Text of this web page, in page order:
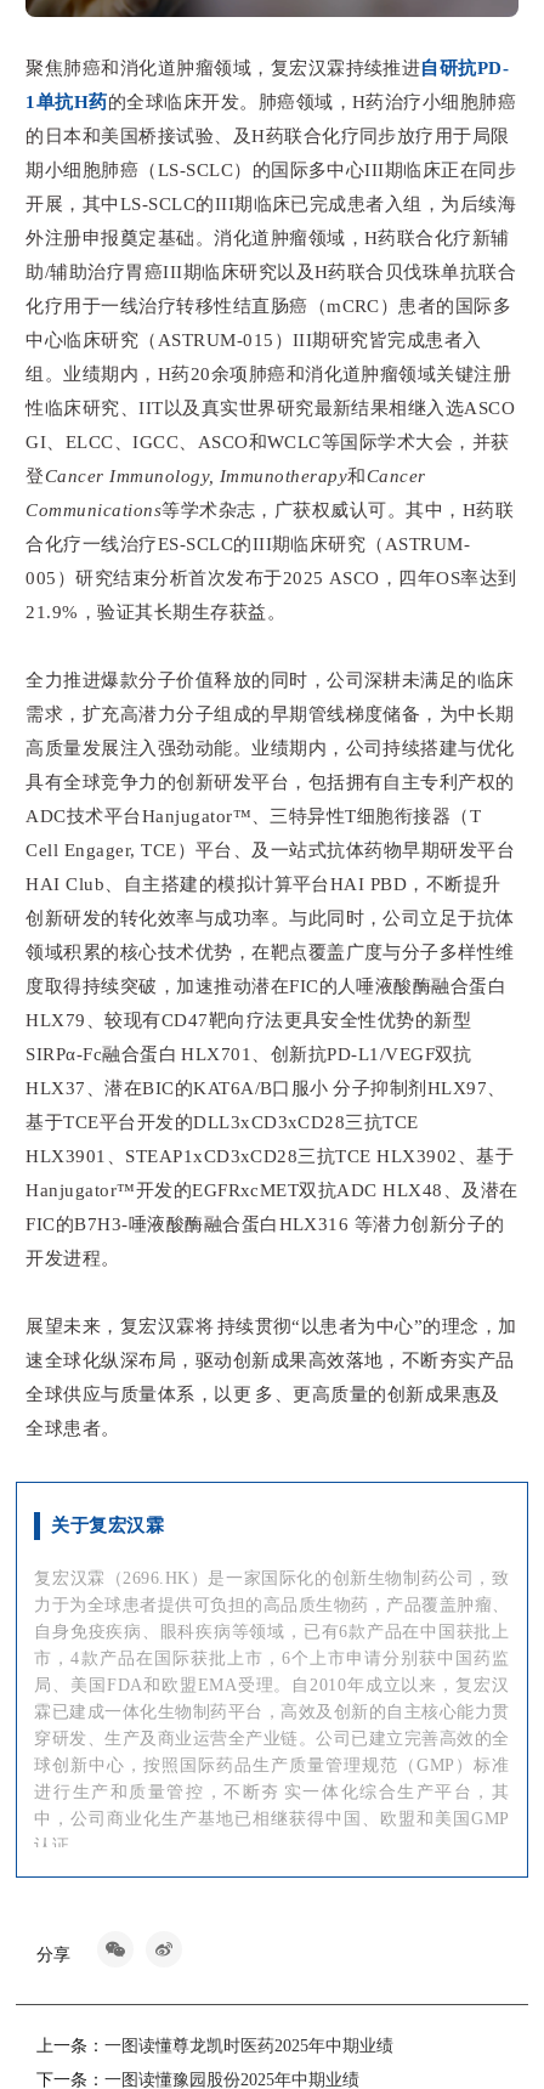
聚焦肺癌和消化道肿瘤领域，复宏汉霖持续推进自研抗PD-
1单抗H药的全球临床开发。肺癌领域，H药治疗小细胞肺癌
的日本和美国桥接试验、及H药联合化疗同步放疗用于局限
期小细胞肺癌（LS-SCLC）的国际多中心III期临床正在同步
开展，其中LS-SCLC的III期临床已完成患者入组，为后续海
外注册申报奠定基础。消化道肿瘤领域，H药联合化疗新辅
助/辅助治疗胃癌III期临床研究以及H药联合贝伐珠单抗联合
化疗用于一线治疗转移性结直肠癌（mCRC）患者的国际多
中心临床研究（ASTRUM-015）III期研究皆完成患者入
组。业绩期内，H药20余项肺癌和消化道肿瘤领域关键注册
性临床研究、IIT以及真实世界研究最新结果相继入选ASCO
GI、ELCC、IGCC、ASCO和WCLC等国际学术大会，并获
登Cancer Immunology, Immunotherapy和Cancer
Communications等学术杂志，广获权威认可。其中，H药联
合化疗一线治疗ES-SCLC的III期临床研究（ASTRUM-
005）研究结束分析首次发布于2025 ASCO，四年OS率达到
21.9%，验证其长期生存获益。
全力推进爆款分子价值释放的同时，公司深耕未满足的临床
需求，扩充高潜力分子组成的早期管线梯度储备，为中长期
高质量发展注入强劲动能。业绩期内，公司持续搭建与优化
具有全球竞争力的创新研发平台，包括拥有自主专利产权的
ADC技术平台Hanjugator™、三特异性T细胞衔接器（T
Cell Engager, TCE）平台、及一站式抗体药物早期研发平台
HAI Club、自主搭建的模拟计算平台HAI PBD，不断提升
创新研发的转化效率与成功率。与此同时，公司立足于抗体
领域积累的核心技术优势，在靶点覆盖广度与分子多样性维
度取得持续突破，加速推动潜在FIC的人唾液酸酶融合蛋白
HLX79、较现有CD47靶向疗法更具安全性优势的新型
SIRPα-Fc融合蛋白HLX701、创新抗PD-L1/VEGF双抗
HLX37、潜在BIC的KAT6A/B口服小分子抑制剂HLX97、
基于TCE平台开发的DLL3xCD3xCD28三抗TCE
HLX3901、STEAP1xCD3xCD28三抗TCE HLX3902、基于
Hanjugator™开发的EGFRxcMET双抗ADC HLX48、及潜在
FIC的B7H3-唾液酸酶融合蛋白HLX316 等潜力创新分子的
开发进程。
展望未来，复宏汉霖将持续贯彻“以患者为中心”的理念，加
速全球化纵深布局，驱动创新成果高效落地，不断夯实产品
全球供应与质量体系，以更多、更高质量的创新成果惠及
全球患者。
关于复宏汉霖
复宏汉霖（2696.HK）是一家国际化的创新生物制药公司，致
力于为全球患者提供可负担的高品质生物药，产品覆盖肿瘤、
自身免疫疾病、眼科疾病等领域，已有6款产品在中国获批上
市，4款产品在国际获批上市，6个上市申请分别获中国药监
局、美国FDA和欧盟EMA受理。自2010年成立以来，复宏汉
霖已建成一体化生物制药平台，高效及创新的自主核心能力贯
穿研发、生产及商业运营全产业链。公司已建立完善高效的全
球创新中心，按照国际药品生产质量管理规范（GMP）标准
进行生产和质量管控，不断夯实一体化综合生产平台，其
中，公司商业化生产基地已相继获得中国、欧盟和美国GMP
认证。
肿瘤免疫联合疗法。截至目前，公司已获批上市产品包括国内
三地获批单抗生物类似药汉曲优
（曲妥珠单抗，美国商品
达木单抗）、汉贝泰®（贝伐珠单抗）、全球首个获批一线治
®
分享
上一条：一图读懂尊龙凯时医药2025年中期业绩
下一条：一图读懂豫园股份2025年中期业绩